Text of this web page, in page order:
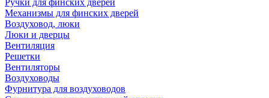
Ручки для финских дверей
Механизмы для финских дверей
Воздуховод, люки
Люки и дверцы
Вентиляция
Решетки
Вентиляторы
Воздуховоды
Фурнитура для воздуховодов